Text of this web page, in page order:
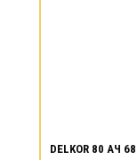
DELKOR 80 АЧ